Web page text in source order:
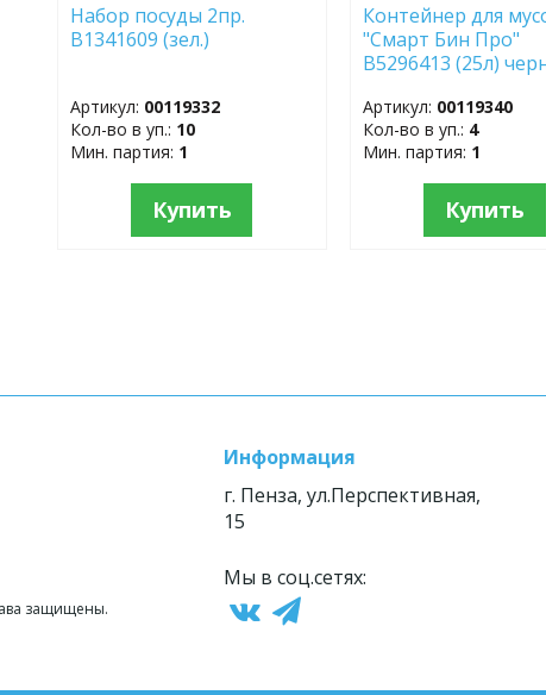
Набор посуды 2пр.
B1341609 (зел.)
Артикул: 00119332
Кол-во в уп.: 10
Мин. партия: 1
Купить
Контейнер для
"Смарт Бин Про"
B5296413 (25л)
Артикул: 00119340
Кол-во в уп.: 4
Мин. партия: 1
Купить
защищены.
Информация
г. Пенза, ул.Перспективная,
15
Мы в соц.сетях: